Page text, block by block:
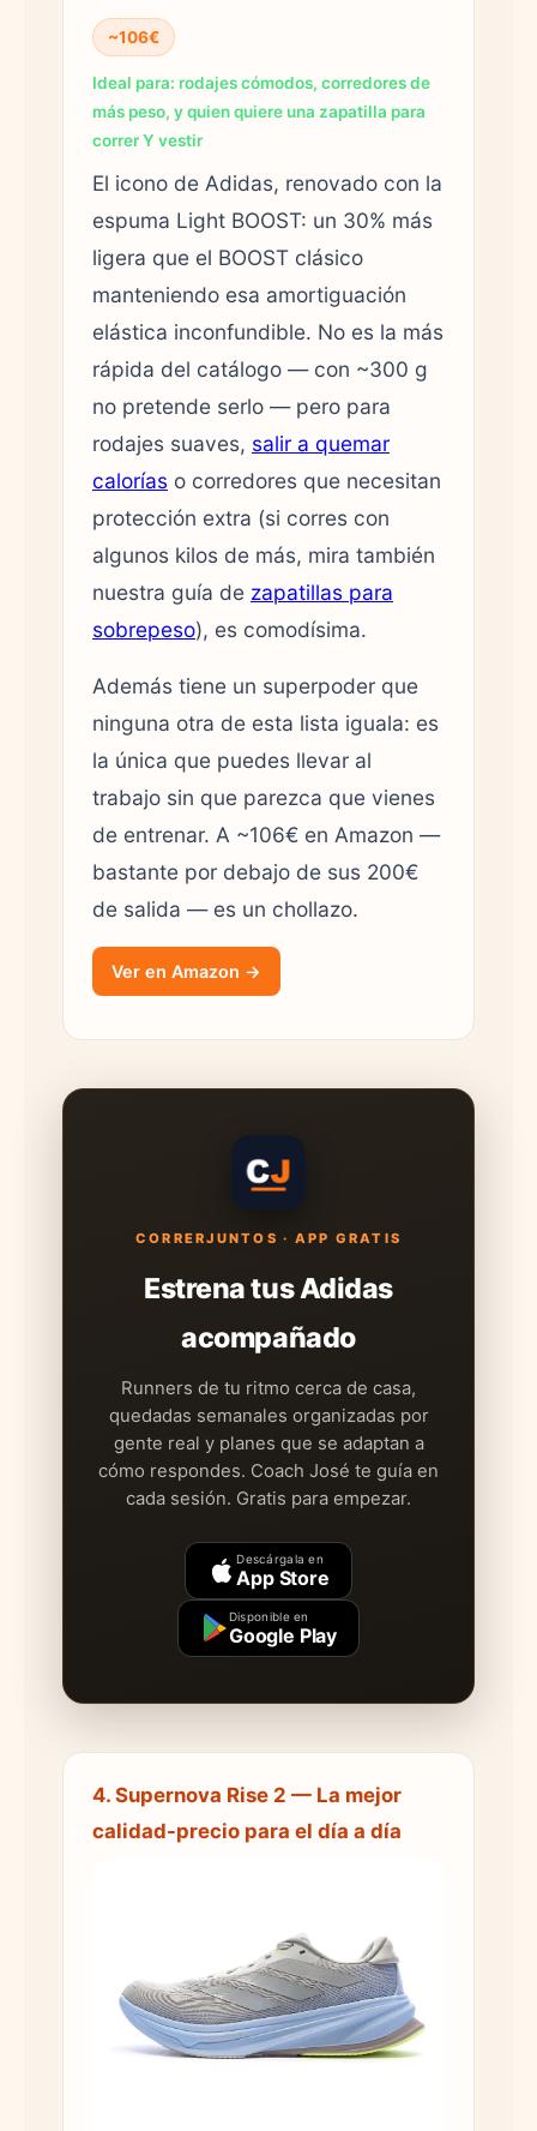
~106€
Ideal para: rodajes cómodos, corredores de
más peso, y quien quiere una zapatilla para
correr Y vestir
El icono de Adidas, renovado con la
espuma Light BOOST: un 30% más
ligera que el BOOST clásico
manteniendo esa amortiguación
elástica inconfundible. No es la más
rápida del catálogo — con ~300 g
no pretende serlo — pero para
rodajes suaves, salir a quemar
calorías o corredores que necesitan
protección extra (si corres con
algunos kilos de más, mira también
nuestra guía de zapatillas para
sobrepeso), es comodísima.
Además tiene un superpoder que
ninguna otra de esta lista iguala: es
la única que puedes llevar al
trabajo sin que parezca que vienes
de entrenar. A ~106€ en Amazon —
bastante por debajo de sus 200€
de salida — es un chollazo.
Ver en Amazon →
CORRERJUNTOS · APP GRATIS
Estrena tus Adidas
acompañado
Runners de tu ritmo cerca de casa,
quedadas semanales organizadas por
gente real y planes que se adaptan a
cómo respondes. Coach José te guía en
cada sesión. Gratis para empezar.
Descárgala en
App Store
Disponible en
Google Play
4. Supernova Rise 2 — La mejor
calidad-precio para el día a día